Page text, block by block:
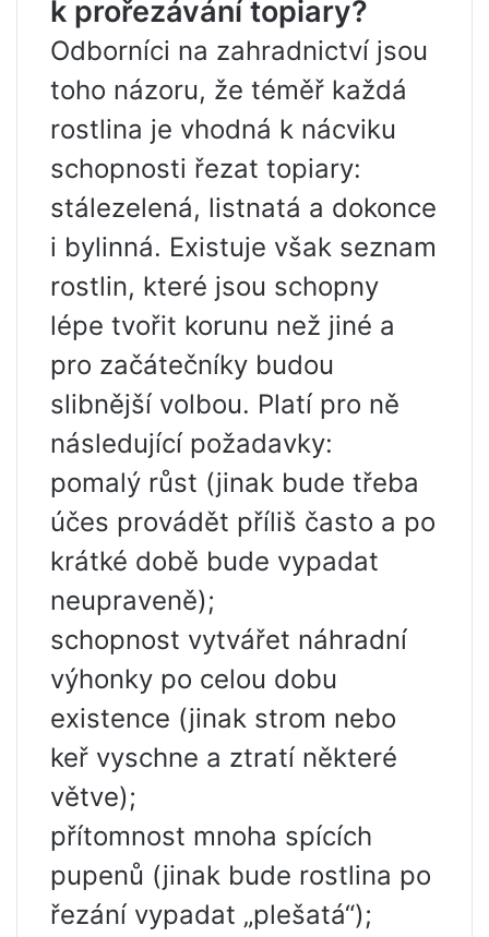
k prořezávání topiary?
Odborníci na zahradnictví jsou
toho názoru, že téměř každá
rostlina je vhodná k nácviku
schopnosti řezat topiary:
stálezelená, listnatá a dokonce
i bylinná. Existuje však seznam
rostlin, které jsou schopny
lépe tvořit korunu než jiné a
pro začátečníky budou
slibnější volbou. Platí pro ně
následující požadavky:
pomalý růst (jinak bude třeba
účes provádět příliš často a po
krátké době bude vypadat
neupraveně);
schopnost vytvářet náhradní
výhonky po celou dobu
existence (jinak strom nebo
keř vyschne a ztratí některé
větve);
přítomnost mnoha spících
pupenů (jinak bude rostlina po
řezání vypadat „plešatá“);